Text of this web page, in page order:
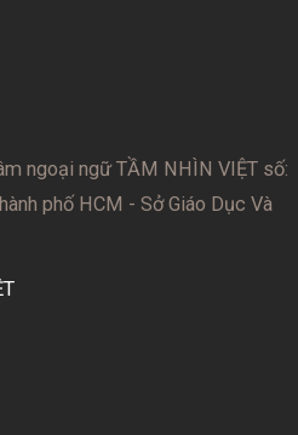
ngoại ngữ TẦM NHÌN VIỆT số:
phố HCM - Sở Giáo Dục Và